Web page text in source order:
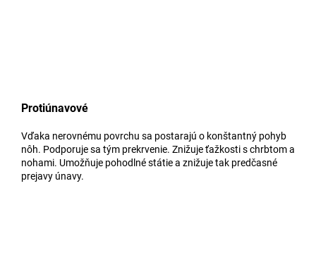
Protiúnavové
Vďaka nerovnému povrchu sa postarajú o konštantný pohyb
nôh. Podporuje sa tým prekrvenie. Znižuje ťažkosti s chrbtom a
nohami. Umožňuje pohodlné státie a znižuje tak predčasné
prejavy únavy.